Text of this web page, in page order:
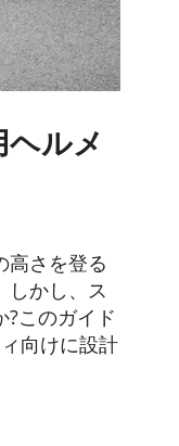
ルメ
高さを登る
しかし、ス
このガイド
向けに設計